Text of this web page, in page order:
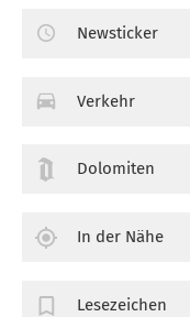
Newsticker
Verkehr
Dolomiten
In der Nähe
Lesezeichen